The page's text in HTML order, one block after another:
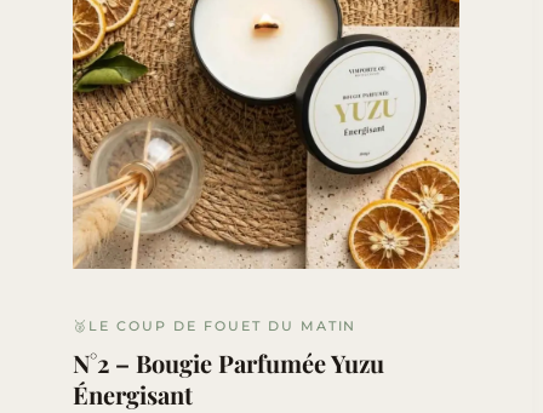
🥈LE COUP DE FOUET DU MATIN
N°2 – Bougie Parfumée Yuzu
Énergisant